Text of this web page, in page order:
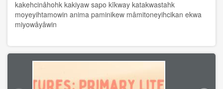
kakehcinâhohk kakiyaw sapo kīkway katakwastahk
moyeyihtamowin anima paminikew mâmitoneyihcikan ekwa
miyowâyâwin